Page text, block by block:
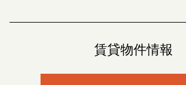
賃貸物件情報